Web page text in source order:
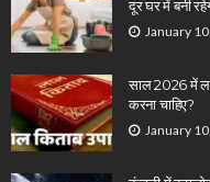
दूर घर में बनी
January
साल 2026 में
करना चाहिए?
January